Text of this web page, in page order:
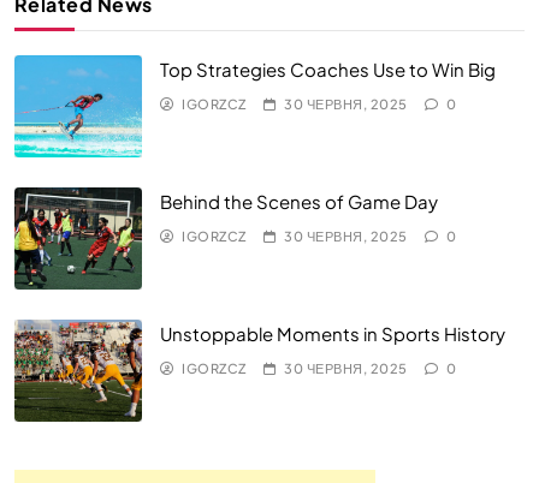
Top Strategies Coaches Use to Win Big
IGORZCZ 30 ЧЕРВНЯ, 2025 0
Behind the Scenes of Game Day
IGORZCZ 30 ЧЕРВНЯ, 2025 0
Unstoppable Moments in Sports History
IGORZCZ 30 ЧЕРВНЯ, 2025 0